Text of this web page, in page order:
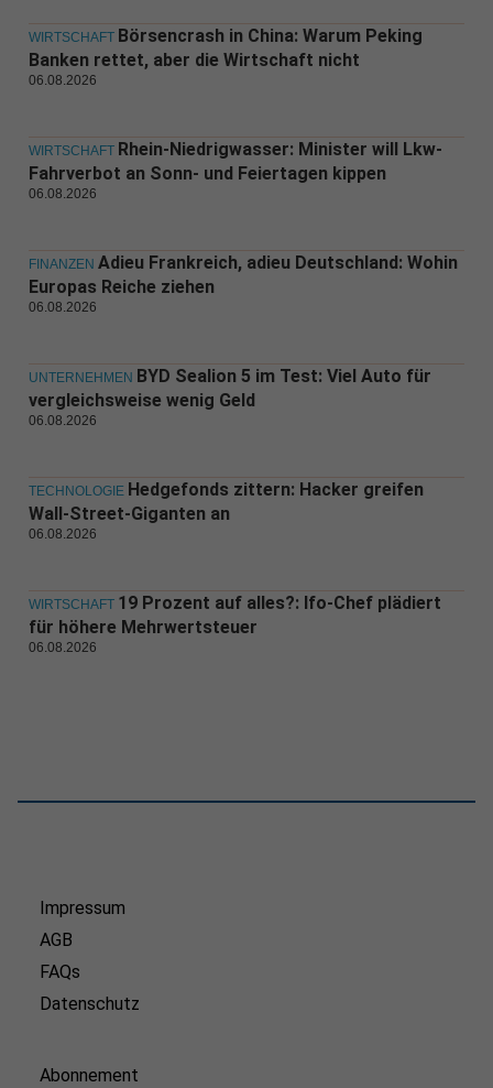
WIRTSCHAFT Börsencrash in China: Warum Peking
Banken rettet, aber die Wirtschaft nicht
06.08.2026
WIRTSCHAFT Rhein-Niedrigwasser: Minister will Lkw-
Fahrverbot an Sonn- und Feiertagen kippen
06.08.2026
FINANZEN Adieu Frankreich, adieu Deutschland: Wohin
Europas Reiche ziehen
06.08.2026
UNTERNEHMEN BYD Sealion 5 im Test: Viel Auto für
vergleichsweise wenig Geld
06.08.2026
TECHNOLOGIE Hedgefonds zittern: Hacker greifen
Wall-Street-Giganten an
06.08.2026
WIRTSCHAFT 19 Prozent auf alles?: Ifo-Chef plädiert
für höhere Mehrwertsteuer
06.08.2026
Impressum
AGB
FAQs
Datenschutz
Abonnement